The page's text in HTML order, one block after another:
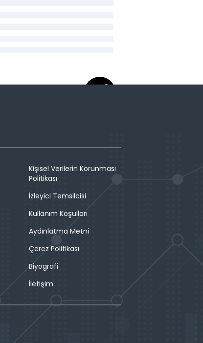
Kişisel Verilerin Korunması
Politikası
İzleyici Temsilcisi
Kullanım Koşulları
Aydınlatma Metni
Çerez Politikası
Biyografi
İletişim